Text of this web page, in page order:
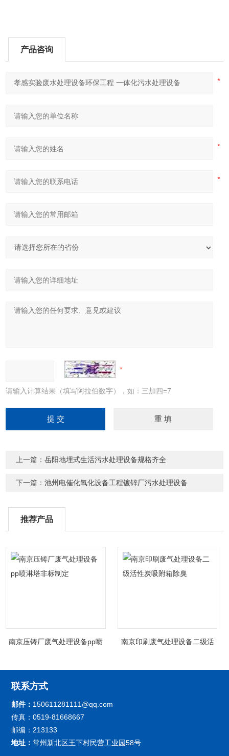
产品咨询
请输入计算结果（填写阿拉伯数字），如：三加四=7
上一篇：岳阳地埋式生活污水处理设备规格齐全
下一篇：池州电催化氧化设备工程镀锌厂污水处理设备
推荐产品
南京压铸厂废气处理设备pp喷
南京印刷废气处理设备二级活
联系方式
邮件： 150611281111@qq.com
传真：0519-81668667
邮编：213133
地址：常州新北区王下村民营工业园58号